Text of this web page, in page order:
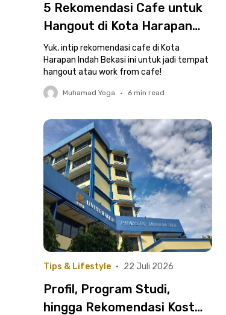
5 Rekomendasi Cafe untuk
Hangout di Kota Harapan
Indah Bekasi
Yuk, intip rekomendasi cafe di Kota
Harapan Indah Bekasi ini untuk jadi tempat
hangout atau work from cafe!
Muhamad Yoga • 6 min read
Tips & Lifestyle • 22 Juli 2026
Profil, Program Studi,
hingga Rekomendasi Kost